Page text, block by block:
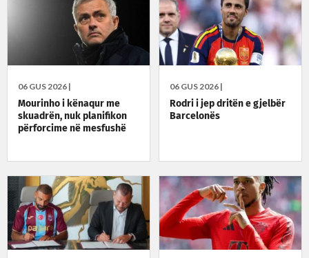
06 GUS 2026 |
Mourinho i kënaqur me
skuadrën, nuk planifikon
përforcime në mesfushë
06 GUS 2026 |
Rodri i jep dritën e gjelbër
Barcelonës